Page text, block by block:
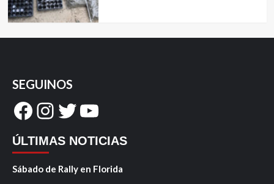
SEGUINOS
Facebook
Instagram
Twitter
YouTube
ÚLTIMAS NOTICIAS
Sábado de Rally en Florida